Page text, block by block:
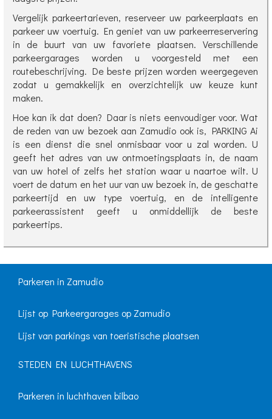
Vergelijk parkeertarieven, reserveer uw parkeerplaats en
parkeer uw voertuig. En geniet van uw parkeerreservering
in de buurt van uw favoriete plaatsen. Verschillende
parkeergarages worden u voorgesteld met een
routebeschrijving. De beste prijzen worden weergegeven
zodat u gemakkelijk en overzichtelijk uw keuze kunt
maken.
Hoe kan ik dat doen? Daar is niets eenvoudiger voor. Wat
de reden van uw bezoek aan Zamudio ook is, PARKING Ai
is een dienst die snel onmisbaar voor u zal worden. U
geeft het adres van uw ontmoetingsplaats in, de naam
van uw hotel of zelfs het station waar u naartoe wilt. U
voert de datum en het uur van uw bezoek in, de geschatte
parkeertijd en uw type voertuig, en de intelligente
parkeerassistent geeft u onmiddellijk de beste
parkeertips.
Parkeren in Zamudio
Lijst op Parkeergarages op Zamudio
Lijst van parkings van toeristische plaatsen
STEDEN EN LUCHTHAVENS
Parkeren in luchthaven bilbao